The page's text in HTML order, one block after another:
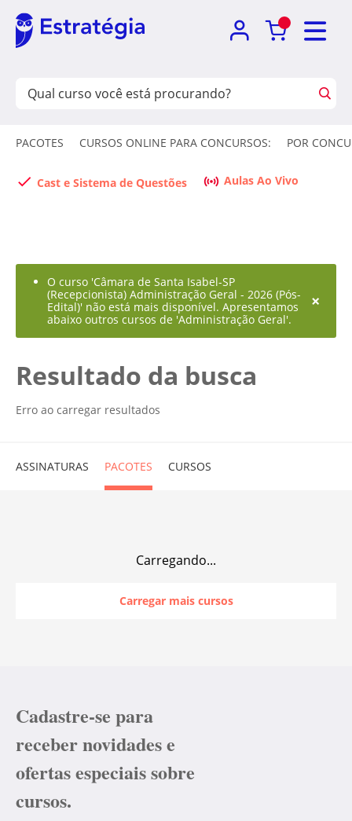
PACOTES CURSOS ONLINE PARA CONCURSOS: POR
Cast e Sistema de Questões Aulas Ao Vivo
O curso 'Câmara de Santa Isabel-SP
(Recepcionista) Administração Geral - 2026 (Pós-
Edital)' não está mais disponível. Apresentamos
abaixo outros cursos de 'Administração Geral'.
×
Resultado da busca
Erro ao carregar resultados
ASSINATURAS PACOTES CURSOS
Carregando...
Carregar mais cursos
Cadastre-se para
receber novidades e
ofertas especiais sobre
cursos.